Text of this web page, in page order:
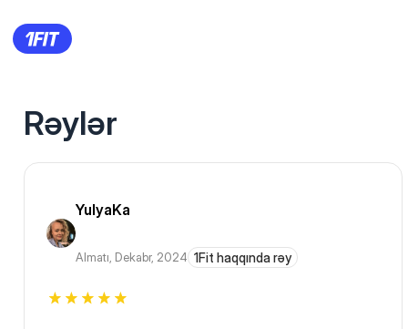
Rəylər
YulyaKa
Almatı, Dekabr, 2024 1Fit haqqında rəy